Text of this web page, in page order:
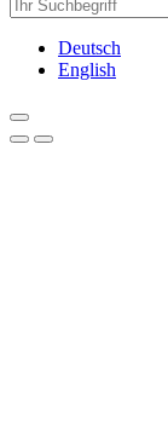
Deutsch
English